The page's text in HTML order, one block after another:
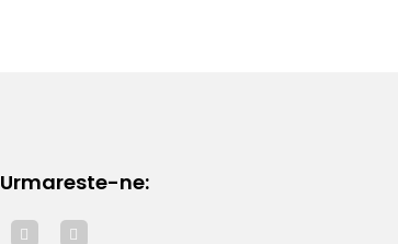
Urmareste-ne: